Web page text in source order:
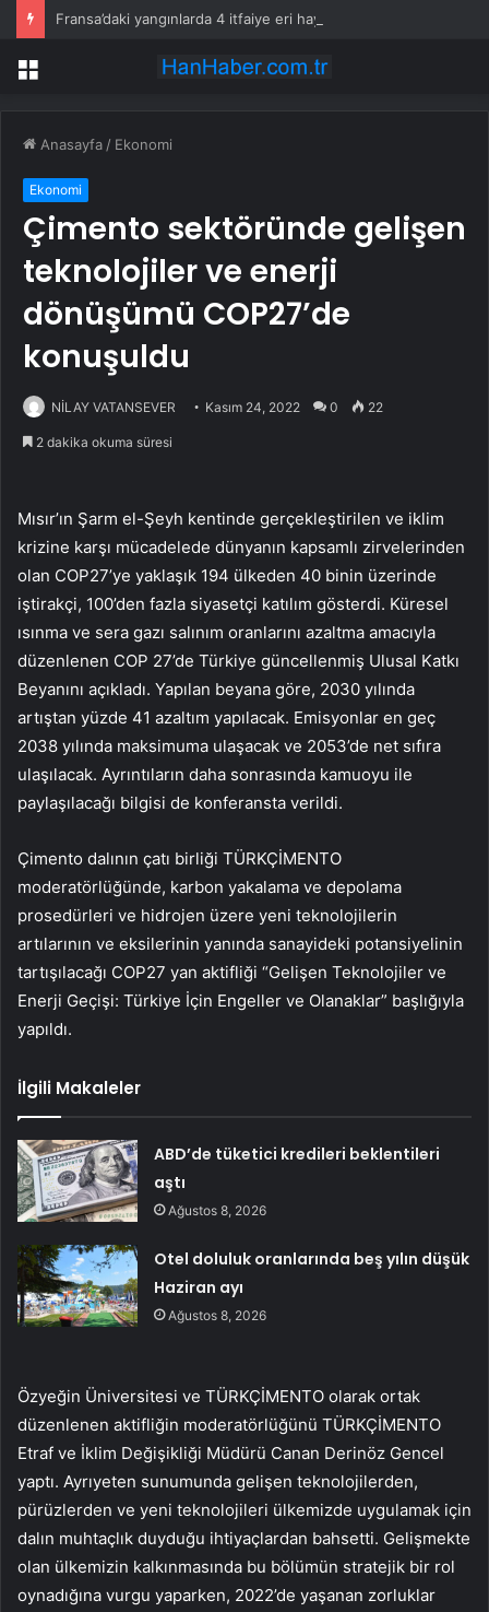
Fransa’daki yangınlarda 4 itfaiye eri hayatını kaybetti
Menü
Anasayfa / Ekonomi
Ekonomi
Çimento sektöründe gelişen
teknolojiler ve enerji
dönüşümü COP27’de
konuşuldu
NİLAY VATANSEVER Kasım 24, 2022 0 22
2 dakika okuma süresi
Mısır’ın Şarm el-Şeyh kentinde gerçekleştirilen ve iklim
krizine karşı mücadelede dünyanın kapsamlı zirvelerinden
olan COP27’ye yaklaşık 194 ülkeden 40 binin üzerinde
iştirakçi, 100’den fazla siyasetçi katılım gösterdi. Küresel
ısınma ve sera gazı salınım oranlarını azaltma amacıyla
düzenlenen COP 27’de Türkiye güncellenmiş Ulusal Katkı
Beyanını açıkladı. Yapılan beyana göre, 2030 yılında
artıştan yüzde 41 azaltım yapılacak. Emisyonlar en geç
2038 yılında maksimuma ulaşacak ve 2053’de net sıfıra
ulaşılacak. Ayrıntıların daha sonrasında kamuoyu ile
paylaşılacağı bilgisi de konferansta verildi.
Çimento dalının çatı birliği TÜRKÇİMENTO
moderatörlüğünde, karbon yakalama ve depolama
prosedürleri ve hidrojen üzere yeni teknolojilerin
artılarının ve eksilerinin yanında sanayideki potansiyelinin
tartışılacağı COP27 yan aktifliği “Gelişen Teknolojiler ve
Enerji Geçişi: Türkiye İçin Engeller ve Olanaklar” başlığıyla
yapıldı.
İlgili Makaleler
ABD’de tüketici kredileri beklentileri
aştı
Ağustos 8, 2026
Otel doluluk oranlarında beş yılın düşük
Haziran ayı
Ağustos 8, 2026
Özyeğin Üniversitesi ve TÜRKÇİMENTO olarak ortak
düzenlenen aktifliğin moderatörlüğünü TÜRKÇİMENTO
Etraf ve İklim Değişikliği Müdürü Canan Derinöz Gencel
yaptı. Ayrıyeten sunumunda gelişen teknolojilerden,
pürüzlerden ve yeni teknolojileri ülkemizde uygulamak için
dalın muhtaçlık duyduğu ihtiyaçlardan bahsetti. Gelişmekte
olan ülkemizin kalkınmasında bu bölümün stratejik bir rol
oynadığına vurgu yaparken, 2022’de yaşanan zorluklar